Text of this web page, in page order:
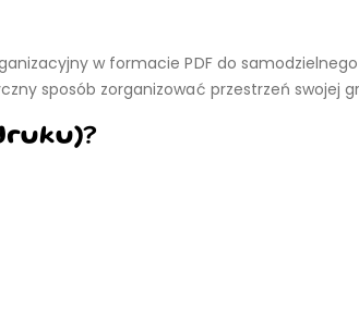
w formacie PDF do
sposób zorganizować przestrzeń swojej